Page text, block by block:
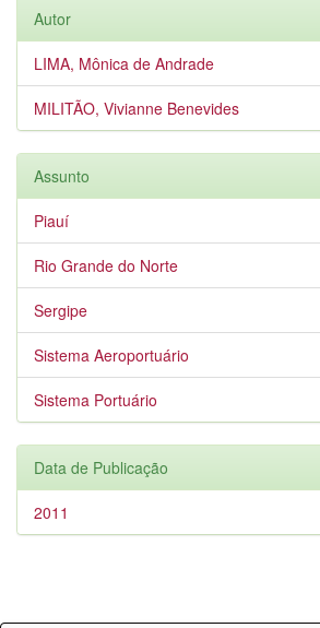
Autor
LIMA, Mônica de Andrade
MILITÃO, Vivianne Benevides
Assunto
Piauí
Rio Grande do Norte
Sergipe
Sistema Aeroportuário
Sistema Portuário
Data de Publicação
2011